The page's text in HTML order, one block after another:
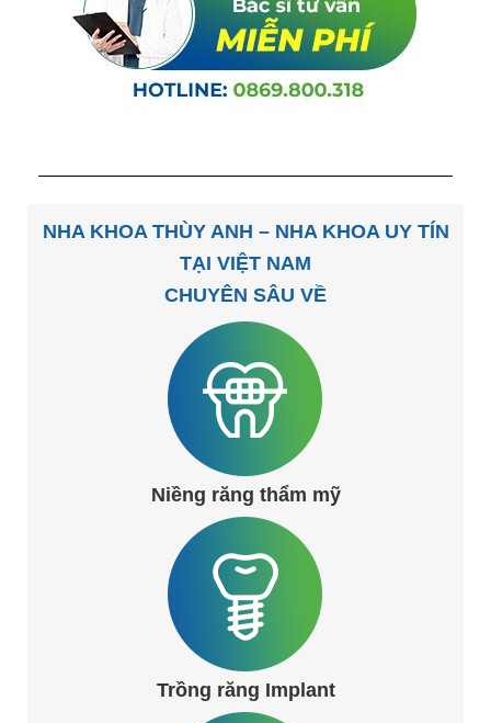
NHA KHOA THÙY ANH – NHA KHOA UY TÍN
TẠI VIỆT NAM
CHUYÊN SÂU VỀ
Niềng răng thẩm mỹ
Trồng răng Implant